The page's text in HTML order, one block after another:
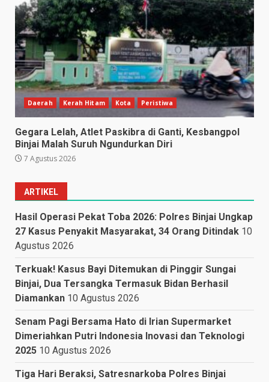
Daerah Kerah Hitam Kota Peristiwa
Gegara Lelah, Atlet Paskibra di Ganti, Kesbangpol
Binjai Malah Suruh Ngundurkan Diri
7 Agustus 2026
ARTIKEL
Hasil Operasi Pekat Toba 2026: Polres Binjai Ungkap
27 Kasus Penyakit Masyarakat, 34 Orang Ditindak 10
Agustus 2026
Terkuak! Kasus Bayi Ditemukan di Pinggir Sungai
Binjai, Dua Tersangka Termasuk Bidan Berhasil
Diamankan 10 Agustus 2026
Senam Pagi Bersama Hato di Irian Supermarket
Dimeriahkan Putri Indonesia Inovasi dan Teknologi
2025 10 Agustus 2026
Tiga Hari Beraksi, Satresnarkoba Polres Binjai